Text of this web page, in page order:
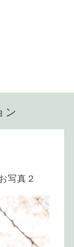
ン
写真２